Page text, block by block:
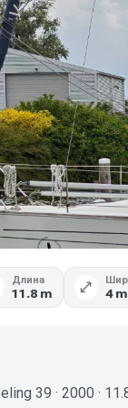
Длина
11.8 m open_in_full 4 m
39 · 2000 ·